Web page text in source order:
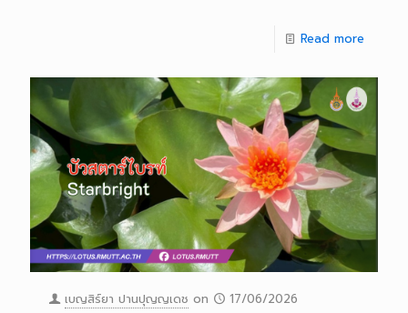
Read more
เบญสิร์ยา ปานปุญญเดช on
17/06/2026